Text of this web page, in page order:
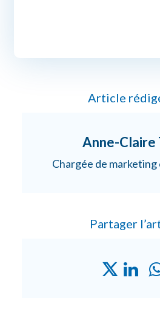
Article
Anne-Claire
Chargée de
Partager